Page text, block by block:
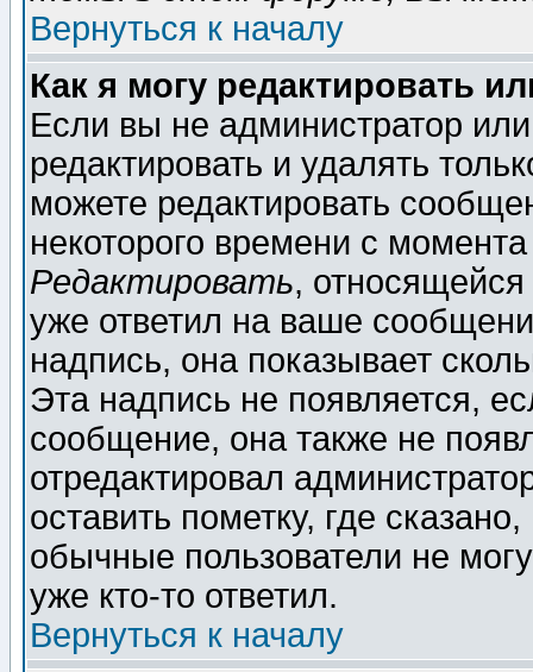
Вернуться к началу
Как я могу редактировать
Если вы не администратор
редактировать и удалять
можете редактировать
некоторого времени с
Редактировать,
уже ответил на ваше
надпись, она показывает
Эта надпись не появляется,
сообщение, она также не
отредактировал
оставить пометку, где
обычные пользователи не
уже кто-то ответил.
Вернуться к началу